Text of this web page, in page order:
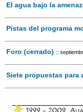
El agua bajo la
Pistas del programa
Foro (cerrado) ::
Siete propuestas para